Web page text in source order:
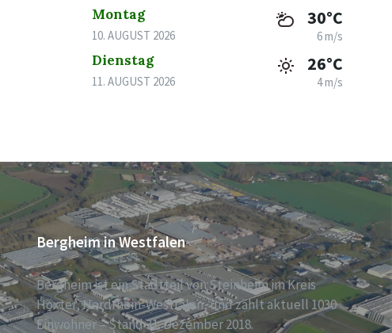
Montag
10. AUGUST 2026
30°C
6 m/s
Dienstag
11. AUGUST 2026
26°C
4 m/s
Bergheim in Westfalen
Bergheim ist ein Stadtteil von Steinheim im Kreis
Höxter, Nordrhein-Westfalen, und zählt aktuell 1030
Einwohner – Stand 31. Dezember 2018.